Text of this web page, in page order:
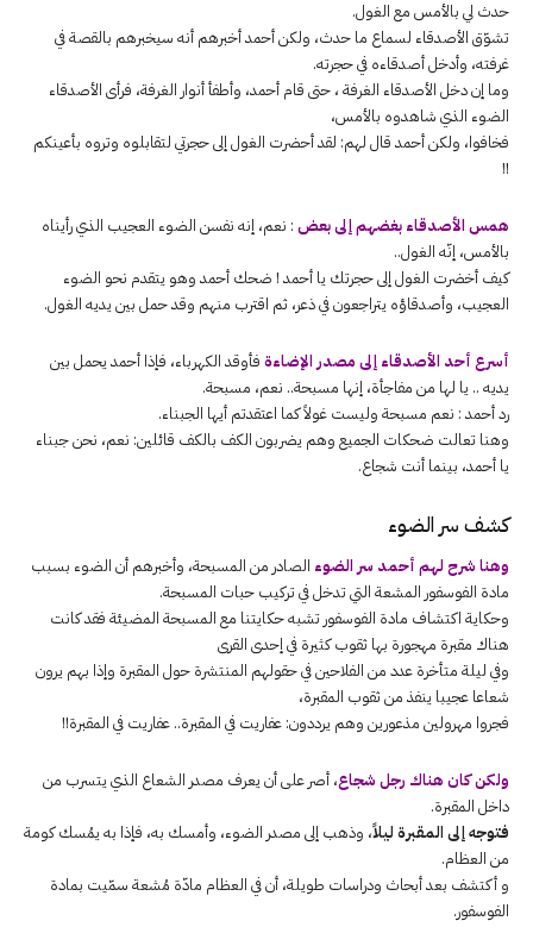
حدث لي بالأمس مع الغول.
تشوّق الأصدقاء لسماع ما حدث، ولكن أحمد أخبرهم أنه سيخبرهم بالقصة في
غرفته، وأدخل أصدقاءه في حجرته.
وما إن دخل الأصدقاء الغرفة ، حتى قام أحمد، وأطفأ أنوار الغرفة، فرأى الأصدقاء
الضوء الذي شاهدوه بالأمس،
فخافوا، ولكن أحمد قال لهم: لقد أحضرت الغول إلی حجرتي لتقابلوه وتروه بأعینكم
!!
همس الأصدقاء بغضهم إلى بعض : نعم، إنه نفسن الضوء العجيب الذي رأيناه
بالأمس، إنّه الغول..
كيف أخضرت الغول إلى حجرتك يا أحمد ! ضحك أحمد وهو يتقدم نحو الضوء
العجيب، وأصدقاؤه يتراجعون في ذعر، ثم اقترب منهم وقد حمل بين يديه الغول.
أسرع أحد الأصدقاء إلى مصدر الإضاءة فأوقد الكهرباء، فإذا أحمد يحمل بين
يديه .. يا لها من مفاجأة، إنها مسبحة.. نعم، مسبحة.
رد أحمد : نعم مسبحة وليست غولاً كما اعتقدتم أيها الجبناء.
وهنا تعالت ضحكات الجميع وهم يضربون الكف بالكف قائلين: نعم، نحن جبناء
يا أحمد، بينما أنت شجاع.
كشف سر الضوء
وهنا شرح لهم أحمد سر الضوء الصادر من المسبحة، وأخبرهم أن الضوء بسبب
مادة الفوسفور المشعة التي تدخل في تركيب حبات المسبحة.
وحكاية اكتشاف مادة الفوسفور تشبه حكايتنا مع المسبحة المضيئة فقد كانت
هناك مقبرة مهجورة بها ثقوب كثيرة في إحدى القرى
وفي ليلة متأخرة عدد من الفلاحين في حقولهم المنتشرة حول المقبرة وإذا بهم يرون
شعاعا عجيبا ينفذ من ثقوب المقبرة،
فجروا مهرولين مذعورين وهم يرددون: عفاريت في المقبرة.. عفاريت في المقبرة!!
ولكن كان هناك رجل شجاع، أصر على أن يعرف مصدر الشعاع الذي يتسرب من
داخل المقبرة.
فتوجه إلى المقبرة ليلاً، وذهب إلى مصدر الضوء، وأمسك به، فإذا به يمُسك كومة
من العظام.
و أكتشف بعد أبحاث ودراسات طويلة، أن في العظام مادّة مُشعة سمّيت بمادة
الفوسفور.